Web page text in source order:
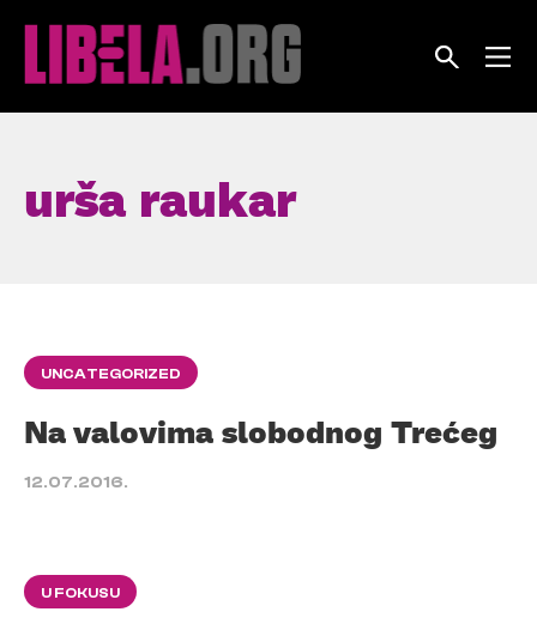
urša raukar
UNCATEGORIZED
Na valovima slobodnog Trećeg
12.07.2016.
U FOKUSU